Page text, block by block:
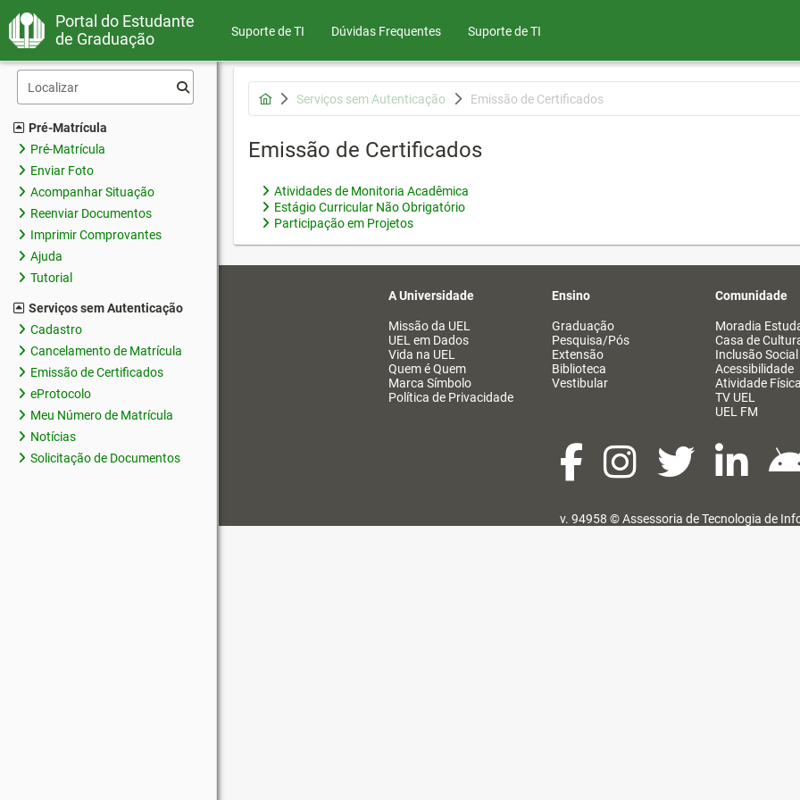
Portal do Estudante
de Graduação
Suporte de TI Dúvidas Frequentes Suporte de TI
Pré-Matrícula
Pré-Matrícula
Enviar Foto
Acompanhar Situação
Reenviar Documentos
Imprimir Comprovantes
Ajuda
Tutorial
Serviços sem Autenticação
Cadastro
Cancelamento de Matrícula
Emissão de Certificados
eProtocolo
Meu Número de Matrícula
Notícias
Solicitação de Documentos
Serviços sem Autenticação Emissão de Certificados
Emissão de Certificados
Atividades de Monitoria Acadêmica
Estágio Curricular Não Obrigatório
Participação em Projetos
A Universidade
Missão da UEL
UEL em Dados
Vida na UEL
Quem é Quem
Marca Símbolo
Política de Privacidade
Ensino
Graduação
Pesquisa/Pós
Extensão
Biblioteca
Vestibular
Comunidade
Moradia
Casa de
Inclusão Social
Acessibilidade
Atividade Física
TV UEL
UEL FM
v. 94958 ©Assessoria de Tecnologia de